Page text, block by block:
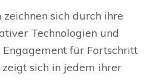
sich durch ihre
Technologien und
für Fortschritt
sich in jedem ihrer